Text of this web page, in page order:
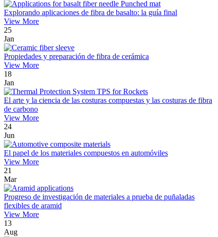
Explorando aplicaciones de fibra de basalto: la guía final
View More
25
Jan
Propiedades y preparación de fibra de cerámica
View More
18
Jan
El arte y la ciencia de las costuras compuestas y las costuras de fibra
de carbono
View More
24
Jun
El papel de los materiales compuestos en automóviles
View More
21
Mar
Progreso de investigación de materiales a prueba de puñaladas
flexibles de aramid
View More
13
Aug